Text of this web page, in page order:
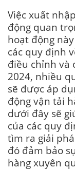
Việc xuất
động quan
hoạt động
các quy định
điều chỉnh và
2024, nhiều
sẽ được áp
động vận tải
dưới đây sẽ
của các quy
tìm ra giải
đó đảm bảo
hàng xuyên